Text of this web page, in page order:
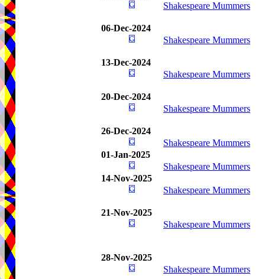
Shakespeare Mummers
06-Dec-2024
Shakespeare Mummers
13-Dec-2024
Shakespeare Mummers
20-Dec-2024
Shakespeare Mummers
26-Dec-2024
Shakespeare Mummers
01-Jan-2025
Shakespeare Mummers
14-Nov-2025
Shakespeare Mummers
21-Nov-2025
Shakespeare Mummers
28-Nov-2025
Shakespeare Mummers